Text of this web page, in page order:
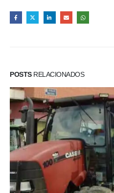
POSTSRELACIONADOS